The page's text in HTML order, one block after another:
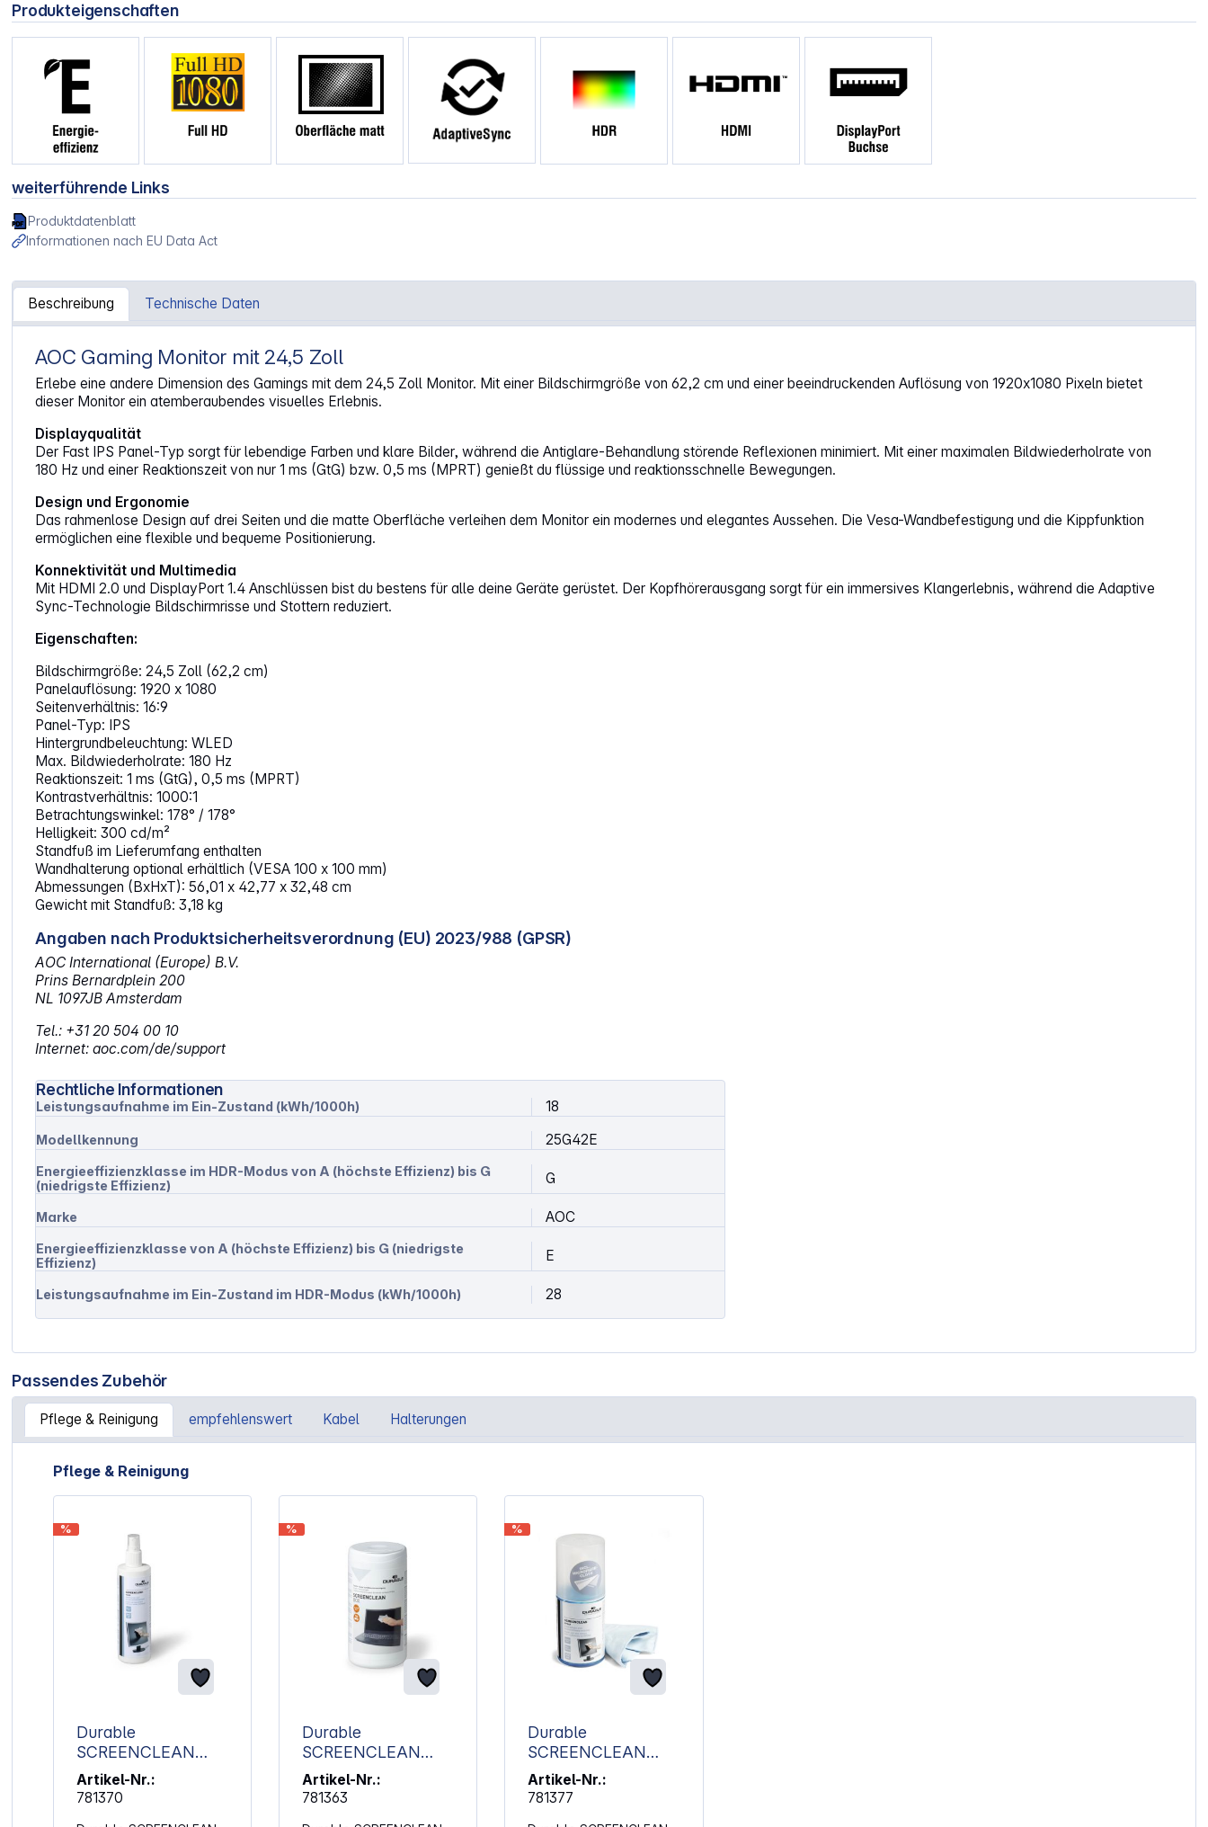
Produkteigenschaften
weiterführende Links
Produktdatenblatt
Informationen nach EU Data Act
Beschreibung Technische Daten
Artikelinformationen "AOC 25G42E 24.5 Zoll FHD Gaming Monitor"
AOC Gaming Monitor mit 24,5 Zoll
Erlebe eine andere Dimension des Gamings mit dem 24,5 Zoll Monitor. Mit einer Bildschirmgröße von 62,2 cm und einer beeindruckenden Auflösung von 1920x1080 Pixeln bietet
dieser Monitor ein atemberaubendes visuelles Erlebnis.
Displayqualität
Der Fast IPS Panel-Typ sorgt für lebendige Farben und klare Bilder, während die Antiglare-Behandlung störende Reflexionen minimiert. Mit einer maximalen Bildwiederholrate von
180 Hz und einer Reaktionszeit von nur 1 ms (GtG) bzw. 0,5 ms (MPRT) genießt du flüssige und reaktionsschnelle Bewegungen.
Design und Ergonomie
Das rahmenlose Design auf drei Seiten und die matte Oberfläche verleihen dem Monitor ein modernes und elegantes Aussehen. Die Vesa-Wandbefestigung und die Kippfunktion
ermöglichen eine flexible und bequeme Positionierung.
Konnektivität und Multimedia
Mit HDMI 2.0 und DisplayPort 1.4 Anschlüssen bist du bestens für alle deine Geräte gerüstet. Der Kopfhörerausgang sorgt für ein immersives Klangerlebnis, während die Adaptive
Sync-Technologie Bildschirmrisse und Stottern reduziert.
Eigenschaften:
Bildschirmgröße: 24,5 Zoll (62,2 cm)
Panelauflösung: 1920 x 1080
Seitenverhältnis: 16:9
Panel-Typ: IPS
Hintergrundbeleuchtung: WLED
Max. Bildwiederholrate: 180 Hz
Reaktionszeit: 1 ms (GtG), 0,5 ms (MPRT)
Kontrastverhältnis: 1000:1
Betrachtungswinkel: 178° / 178°
Helligkeit: 300 cd/m²
Standfuß im Lieferumfang enthalten
Wandhalterung optional erhältlich (VESA 100 x 100 mm)
Abmessungen (BxHxT): 56,01 x 42,77 x 32,48 cm
Gewicht mit Standfuß: 3,18 kg
Angaben nach Produktsicherheitsverordnung (EU) 2023/988 (GPSR)
AOC International (Europe) B.V.
Prins Bernardplein 200
NL 1097JB Amsterdam
Tel.: +31 20 504 00 10
Internet: aoc.com/de/support
Rechtliche Informationen
Leistungsaufnahme im Ein-Zustand (kWh/1000h) 18
Modellkennung 25G42E
Energieeffizienzklasse im HDR-Modus von A (höchste Effizienz) bis G
(niedrigste Effizienz)
G
Marke AOC
Energieeffizienzklasse von A (höchste Effizienz) bis G (niedrigste
Effizienz)
E
Leistungsaufnahme im Ein-Zustand im HDR-Modus (kWh/1000h) 28
Passendes Zubehör
Pflege & Reinigung empfehlenswert Kabel Halterungen
Artikelgalerie überspringen
Pflege & Reinigung
%
Durable
SCREENCLEAN
FLUID 250ml
Bildschirmreinigungs
Artikel-Nr.:
781370
%
Durable
SCREENCLEAN
BOX 100
Feuchtreinigungstüc
Artikel-Nr.:
781363
%
Durable
SCREENCLEAN
SPRAY 200ml
Bildschirmreinigungs
Artikel-Nr.:
781377